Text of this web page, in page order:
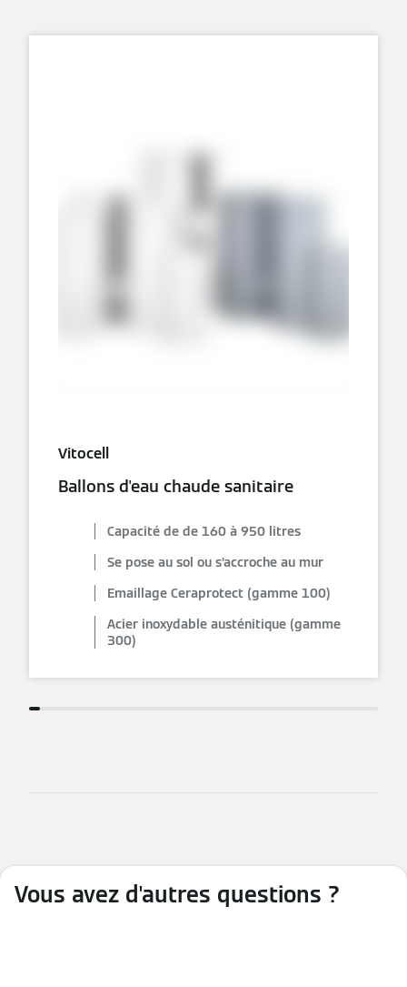
Vitocell
Ballons d'eau chaude sanitaire
Capacité de de 160 à 950 litres
Se pose au sol ou s’accroche au mur
Emaillage Ceraprotect (gamme 100)
Acier inoxydable austénitique (gamme
300)
Vous avez d'autres questions ?